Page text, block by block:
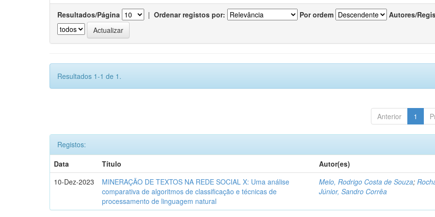
Resultados/Página | Ordenar registos por: Por ordem Autores/
Resultados 1-1 de 1.
Anterior 1
Registos:
Data
Título
Autor(es)
10-Dez-2023
MINERAÇÃO DE TEXTOS NA REDE SOCIAL X: Uma análise
comparativa de algoritmos de classificação e técnicas de
processamento de linguagem natural
Melo, Rodrigo Costa de Souza;
Júnior, Sandro Corrêa